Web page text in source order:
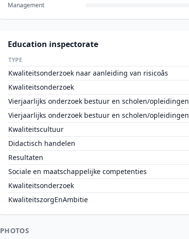
Management
Education inspectorate
TYPE
Kwaliteitsonderzoek naar aanleiding van risicoâs
Kwaliteitsonderzoek
Vierjaarlijks onderzoek bestuur en scholen/opleidingen
Vierjaarlijks onderzoek bestuur en scholen/opleidingen
Kwaliteitscultuur
Didactisch handelen
Resultaten
Sociale en maatschappelijke competenties
Kwaliteitsonderzoek
KwaliteitszorgEnAmbitie
PHOTOS